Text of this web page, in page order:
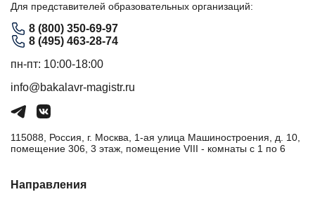
Для представителей образовательных организаций:
8 (800) 350-69-97
8 (495) 463-28-74
пн-пт: 10:00-18:00
info@bakalavr-magistr.ru
115088, Россия, г. Москва, 1-ая улица Машиностроения, д. 10,
помещение 306, 3 этаж, помещение VIII - комнаты с 1 по 6
Направления